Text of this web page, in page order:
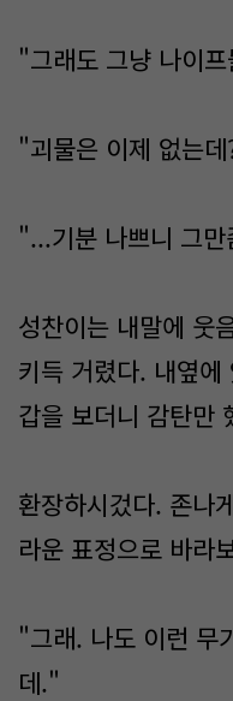
"그래도 그냥 나이
"괴물은 이제 없는
"...기분 나쁘니 그
성찬이는 내말에 웃
키득 거렸다. 내옆
갑을 보더니 감탄만
환장하시겄다. 존나
라운 표정으로 바라
"그래. 나도 이런 무
데."